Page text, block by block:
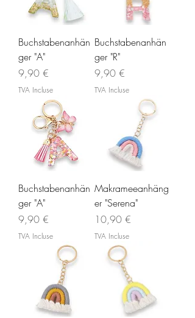
Buchstabenanhän
ger "A"
Prix
9,90 €
TVA Incluse
Buchstabenanhän
ger "R"
Prix
9,90 €
TVA Incluse
Buchstabenanhän
ger "A"
Prix
9,90 €
TVA Incluse
Makrameeanhäng
er "Serena"
Prix
10,90 €
TVA Incluse